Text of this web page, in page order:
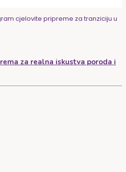
cjelovite pripreme za tranziciju u
za realna iskustva poroda i